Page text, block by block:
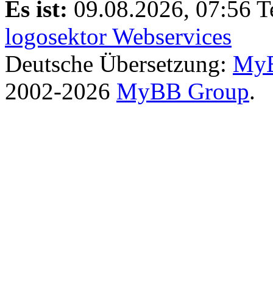
Es ist: 09.08.2026, 07:56
logosektor Webservices
Deutsche Übersetzung:
2002-2026 MyBB Group.